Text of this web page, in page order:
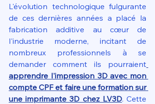
L'évolution technologique fulgurante
de ces dernières années a placé la
fabrication additive au cœur de
l'industrie moderne, incitant de
nombreux professionnels à se
demander comment ils pourraient
apprendre l'impression 3D avec mon
compte CPF et faire une formation sur
une imprimante 3D chez LV3D. Cette